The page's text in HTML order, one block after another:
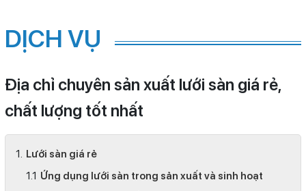
DỊCH VỤ
Địa chỉ chuyên sản xuất lưới sàn giá rẻ,
chất lượng tốt nhất
Lưới sàn giá rẻ
Ứng dụng lưới sàn trong sản xuất và sinh hoạt